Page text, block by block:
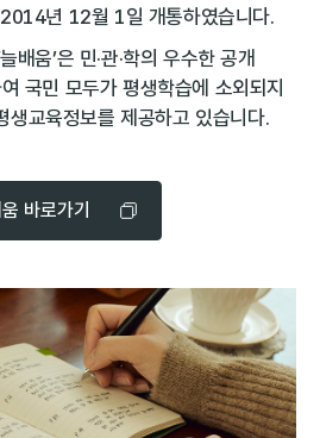
년 12월 1일 개통하였습니다.
배움’은 민·관·학의 우수한 공개
국민 모두가 평생학습에 소외되지
생교육정보를 제공하고 있습니다.
바로가기